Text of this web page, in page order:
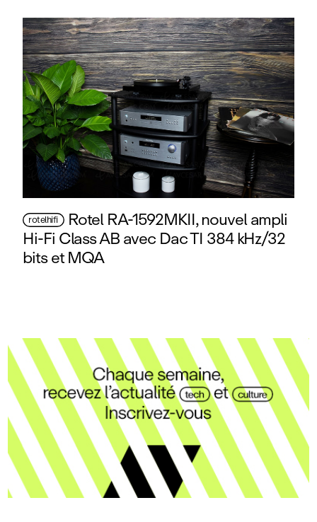
rotelhifi Rotel RA-1592MKII, nouvel ampli
Hi‑Fi Class AB avec Dac TI 384 kHz/32
bits et MQA